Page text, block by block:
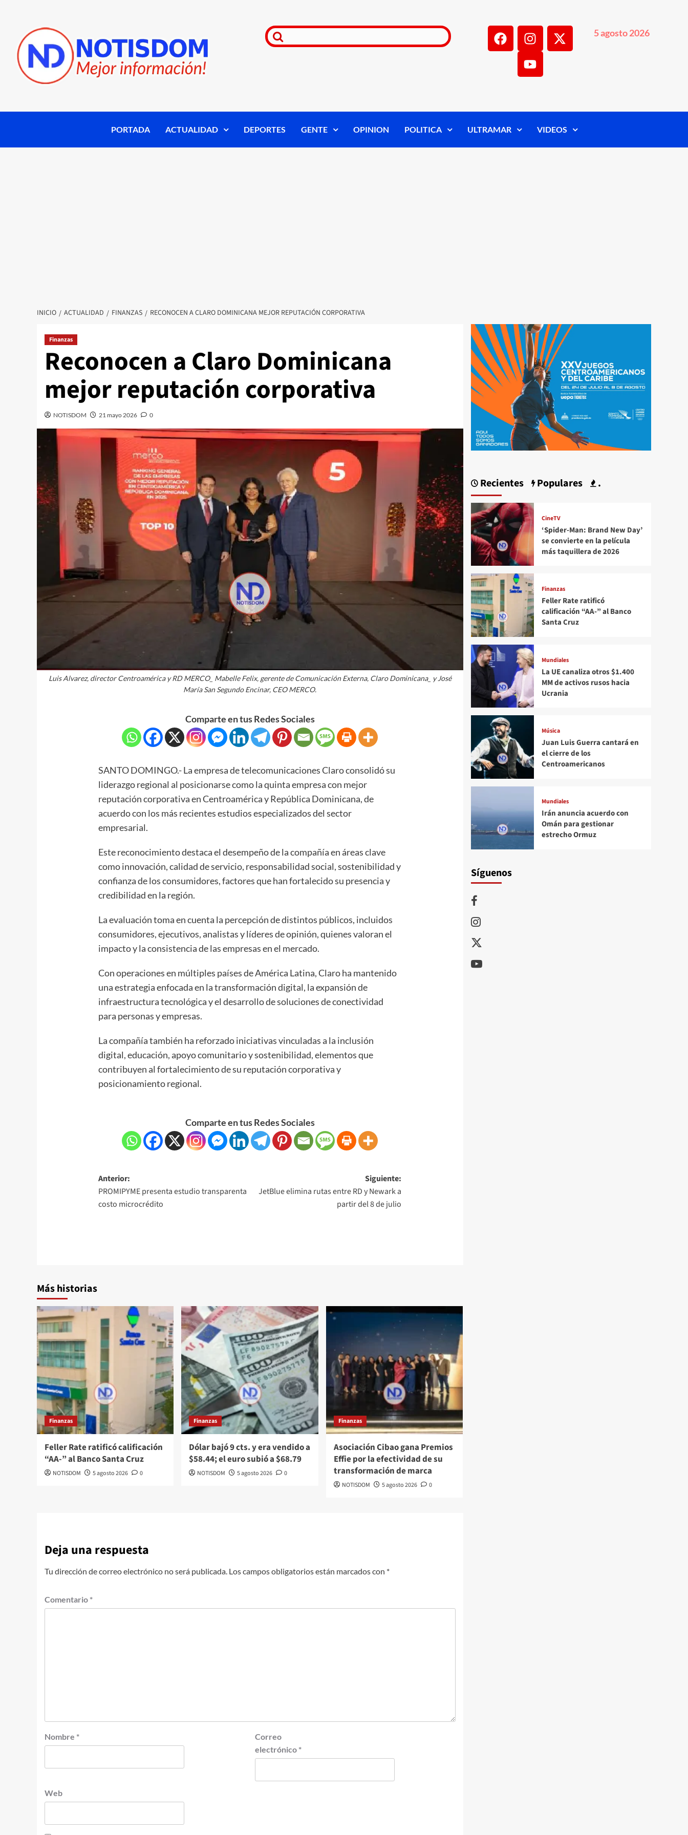
5 agosto 2026
PORTADA ACTUALIDAD DEPORTES GENTE OPINION POLITICA ULTRAMAR VIDEOS
INICIO ACTUALIDAD FINANZAS RECONOCEN A CLARO DOMINICANA MEJOR REPUTACIÓN CORPORATIVA
Finanzas
Reconocen a Claro Dominicana
mejor reputación corporativa
NOTISDOM 21 mayo 2026 0
Luis Alvarez, director Centroamérica y RD MERCO_ Mabelle Felix, gerente de Comunicación Externa, Claro Dominicana_ y José
María San Segundo Encinar, CEO MERCO.
Comparte en tus Redes Sociales
SANTO DOMINGO.- La empresa de telecomunicaciones Claro consolidó su
liderazgo regional al posicionarse como la quinta empresa con mejor
reputación corporativa en Centroamérica y República Dominicana, de
acuerdo con los más recientes estudios especializados del sector
empresarial.
Este reconocimiento destaca el desempeño de la compañía en áreas clave
como innovación, calidad de servicio, responsabilidad social, sostenibilidad y
confianza de los consumidores, factores que han fortalecido su presencia y
credibilidad en la región.
La evaluación toma en cuenta la percepción de distintos públicos, incluidos
consumidores, ejecutivos, analistas y líderes de opinión, quienes valoran el
impacto y la consistencia de las empresas en el mercado.
Con operaciones en múltiples países de América Latina, Claro ha mantenido
una estrategia enfocada en la transformación digital, la expansión de
infraestructura tecnológica y el desarrollo de soluciones de conectividad
para personas y empresas.
La compañía también ha reforzado iniciativas vinculadas a la inclusión
digital, educación, apoyo comunitario y sostenibilidad, elementos que
contribuyen al fortalecimiento de su reputación corporativa y
posicionamiento regional.
Comparte en tus Redes Sociales
Anterior:
PROMIPYME presenta estudio transparenta
costo microcrédito
Siguiente:
JetBlue elimina rutas entre RD y Newark a
partir del 8 de julio
Más historias
Finanzas
Feller Rate ratificó calificación
“AA-” al Banco Santa Cruz
NOTISDOM 5 agosto 2026 0
Finanzas
Dólar bajó 9 cts. y era vendido a
$58.44; el euro subió a $68.79
NOTISDOM 5 agosto 2026 0
Finanzas
Asociación Cibao gana Premios
Effie por la efectividad de su
transformación de marca
NOTISDOM 5 agosto 2026 0
Deja una respuesta
Tu dirección de correo electrónico no será publicada. Los campos obligatorios están marcados con *
Comentario *
Nombre *
Correo
electrónico *
Web
Recientes Populares .
CineTV
‘Spider-Man: Brand New Day’
se convierte en la película
más taquillera de 2026
Finanzas
Feller Rate ratificó
calificación “AA-” al Banco
Santa Cruz
Mundiales
La UE canaliza otros $1.400
MM de activos rusos hacia
Ucrania
Música
Juan Luis Guerra cantará en
el cierre de los
Centroamericanos
Mundiales
Irán anuncia acuerdo con
Omán para gestionar
estrecho Ormuz
Síguenos